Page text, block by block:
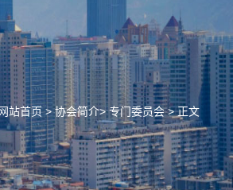
网站首页>协会简介>专门委员会 > 正文